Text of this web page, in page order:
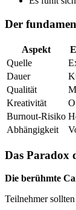
Der
Aspekt
Quelle
Dauer
Qualität
Kreativität
Burnout-Risiko
Abhängigkeit
Das Paradox
Die berühmte
Teilnehmer